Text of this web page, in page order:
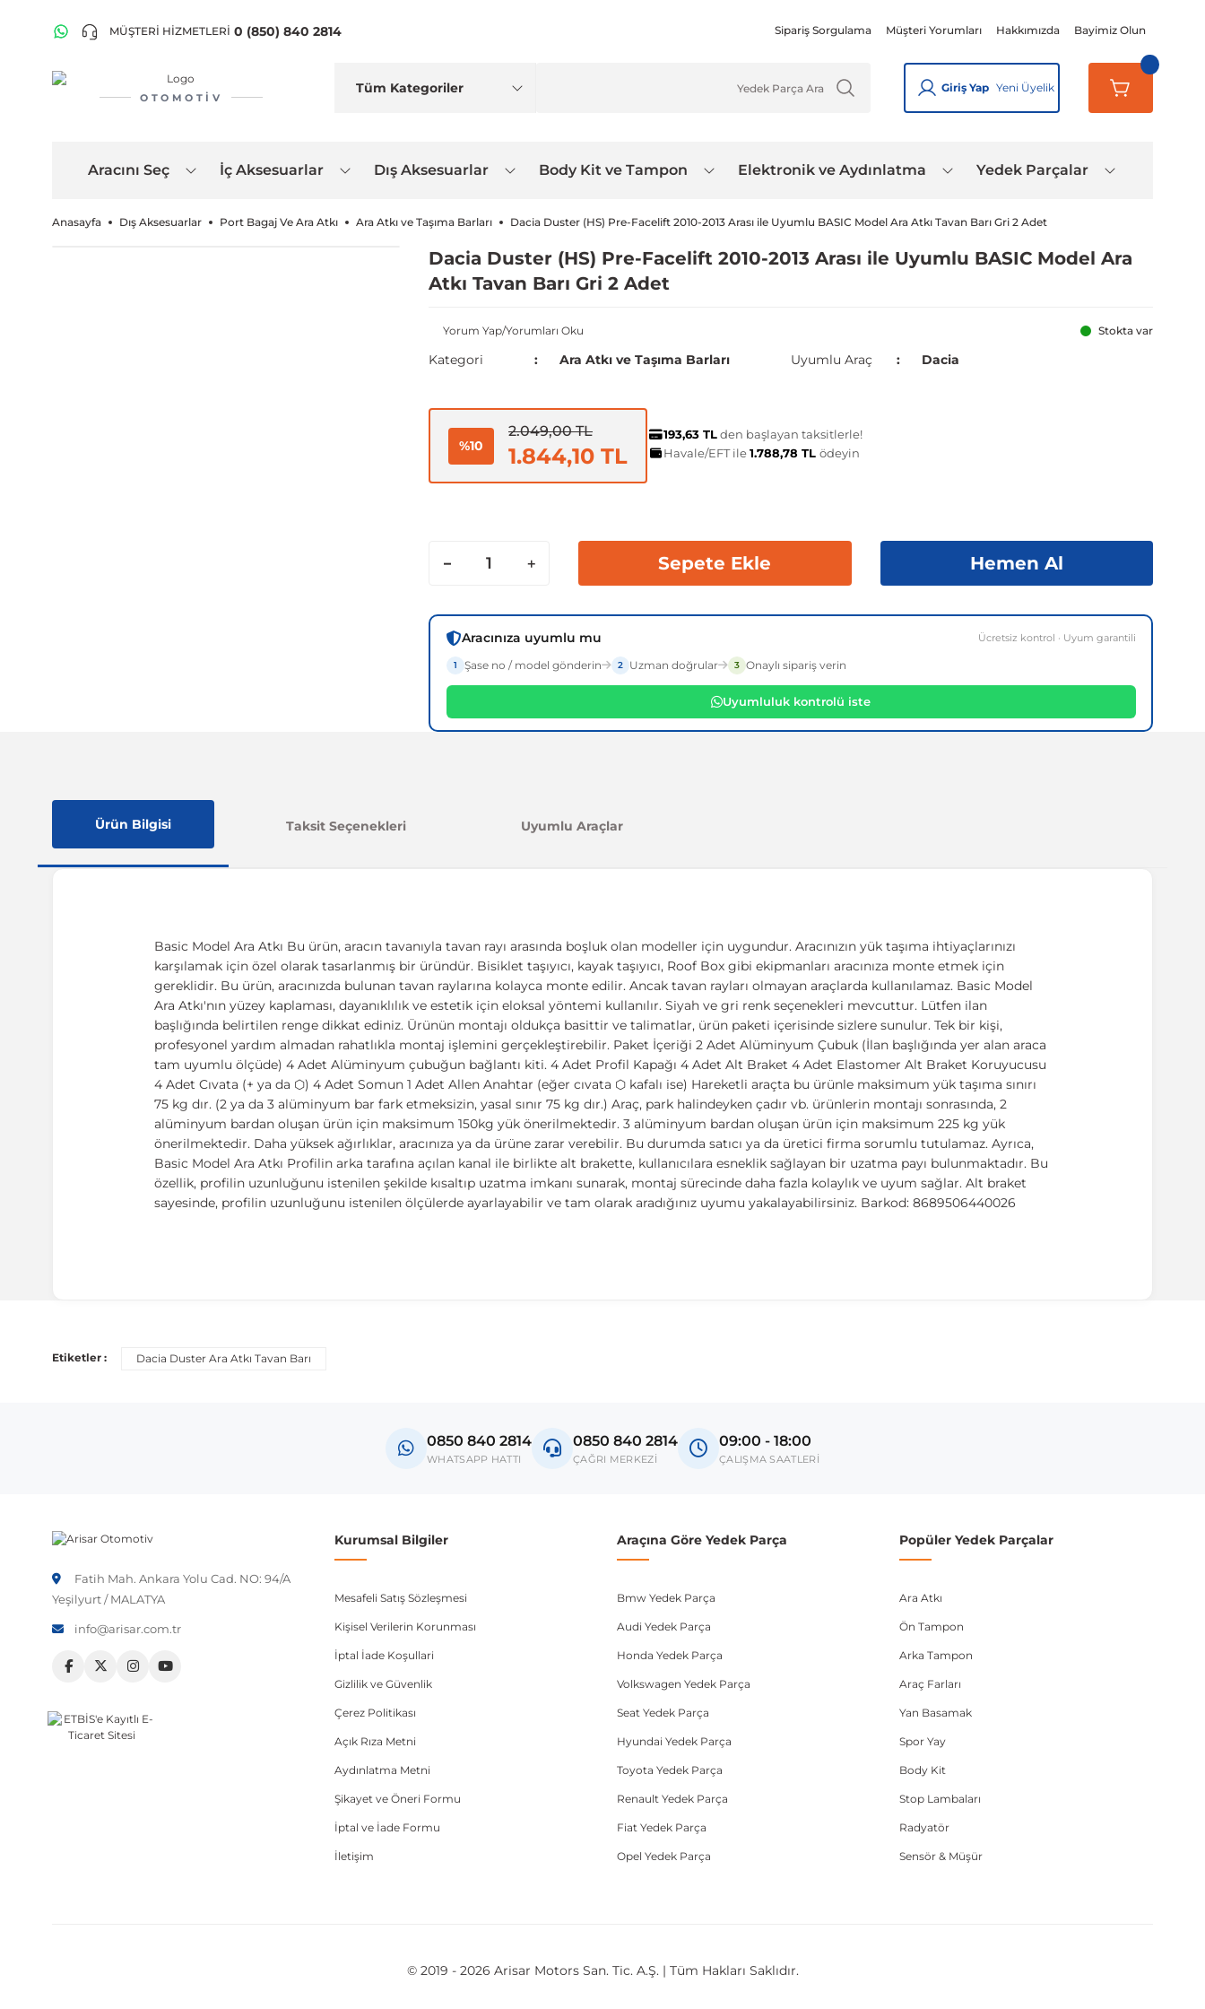
MÜŞTERİ HİZMETLERİ 0 (850) 840 2814 Sipariş Sorgulama Müşteri Yorumları Hakkımızda Bayimiz Olun
OTOMOTIV
Giriş Yap Yeni Üyelik
Aracını Seç İç Aksesuarlar Dış Aksesuarlar Body Kit ve Tampon Elektronik ve Aydınlatma Yedek Parçalar
Anasayfa Dış Aksesuarlar Port Bagaj Ve Ara Atkı Ara Atkı ve Taşıma Barları Dacia Duster (HS) Pre-Facelift 2010-2013 Arası ile Uyumlu BASIC Model Ara Atkı Tavan Barı Gri 2 Adet
Dacia Duster (HS) Pre-Facelift 2010-2013 Arası ile Uyumlu BASIC Model Ara
Atkı Tavan Barı Gri 2 Adet
Yorum Yap/Yorumları Oku Stokta var
Kategori Ara Atkı ve Taşıma Barları Uyumlu Araç Dacia
%10
2.049,00 TL
1.844,10 TL
193,63 TLden başlayan taksitlerle!
Havale/EFT ile1.788,78 TL ödeyin
Sepete Ekle Hemen Al
Aracınıza uyumlu mu Ücretsiz kontrol · Uyum garantili
1 Şase no / model gönderin 2 Uzman doğrular 3 Onaylı sipariş verin
Uyumluluk kontrolü iste
Ürün Bilgisi Taksit Seçenekleri Uyumlu Araçlar
Basic Model Ara Atkı Bu ürün, aracın tavanıyla tavan rayı arasında boşluk olan modeller için uygundur. Aracınızın yük taşıma ihtiyaçlarınızı
karşılamak için özel olarak tasarlanmış bir üründür. Bisiklet taşıyıcı, kayak taşıyıcı, Roof Box gibi ekipmanları aracınıza monte etmek için
gereklidir. Bu ürün, aracınızda bulunan tavan raylarına kolayca monte edilir. Ancak tavan rayları olmayan araçlarda kullanılamaz. Basic Model
Ara Atkı'nın yüzey kaplaması, dayanıklılık ve estetik için eloksal yöntemi kullanılır. Siyah ve gri renk seçenekleri mevcuttur. Lütfen ilan
başlığında belirtilen renge dikkat ediniz. Ürünün montajı oldukça basittir ve talimatlar, ürün paketi içerisinde sizlere sunulur. Tek bir kişi,
profesyonel yardım almadan rahatlıkla montaj işlemini gerçekleştirebilir. Paket İçeriği 2 Adet Alüminyum Çubuk (İlan başlığında yer alan araca
tam uyumlu ölçüde) 4 Adet Alüminyum çubuğun bağlantı kiti. 4 Adet Profil Kapağı 4 Adet Alt Braket 4 Adet Elastomer Alt Braket Koruyucusu
4 Adet Cıvata (+ ya da ⬡) 4 Adet Somun 1 Adet Allen Anahtar (eğer cıvata ⬡ kafalı ise) Hareketli araçta bu ürünle maksimum yük taşıma sınırı
75 kg dır. (2 ya da 3 alüminyum bar fark etmeksizin, yasal sınır 75 kg dır.) Araç, park halindeyken çadır vb. ürünlerin montajı sonrasında, 2
alüminyum bardan oluşan ürün için maksimum 150kg yük önerilmektedir. 3 alüminyum bardan oluşan ürün için maksimum 225 kg yük
önerilmektedir. Daha yüksek ağırlıklar, aracınıza ya da ürüne zarar verebilir. Bu durumda satıcı ya da üretici firma sorumlu tutulamaz. Ayrıca,
Basic Model Ara Atkı Profilin arka tarafına açılan kanal ile birlikte alt brakette, kullanıcılara esneklik sağlayan bir uzatma payı bulunmaktadır. Bu
özellik, profilin uzunluğunu istenilen şekilde kısaltıp uzatma imkanı sunarak, montaj sürecinde daha fazla kolaylık ve uyum sağlar. Alt braket
sayesinde, profilin uzunluğunu istenilen ölçülerde ayarlayabilir ve tam olarak aradığınız uyumu yakalayabilirsiniz. Barkod: 8689506440026
Araç üreticileri aynı model yılı içerisinde farklı donanım ve kasa tipleri kullanabilmektedir. Sipariş vermeden önce OEM numarası veya şasi numarası ile uyumluluğu kontrol
Etiketler : Dacia Duster Ara Atkı Tavan Barı
0850 840 2814
WHATSAPP HATTI
0850 840 2814
ÇAĞRI MERKEZİ
09:00 - 18:00
ÇALIŞMA SAATLERİ
Fatih Mah. Ankara Yolu Cad. NO: 94/A
Yeşilyurt / MALATYA
info@arisar.com.tr
Kurumsal Bilgiler
Mesafeli Satış Sözleşmesi
Kişisel Verilerin Korunması
İptal İade Koşullari
Gizlilik ve Güvenlik
Çerez Politikası
Açık Rıza Metni
Aydınlatma Metni
Şikayet ve Öneri Formu
İptal ve İade Formu
İletişim
Araçına Göre Yedek Parça
Bmw Yedek Parça
Audi Yedek Parça
Honda Yedek Parça
Volkswagen Yedek Parça
Seat Yedek Parça
Hyundai Yedek Parça
Toyota Yedek Parça
Renault Yedek Parça
Fiat Yedek Parça
Opel Yedek Parça
Popüler Yedek Parçalar
Ara Atkı
Ön Tampon
Arka Tampon
Araç Farları
Yan Basamak
Spor Yay
Body Kit
Stop Lambaları
Radyatör
Sensör & Müşür
© 2019 - 2026 Arisar Motors San. Tic. A.Ş. | Tüm Hakları Saklıdır.